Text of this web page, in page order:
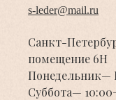
s-leder@mail.ru
Санкт-
помещение 6Н
Понедельник—
Суббота—